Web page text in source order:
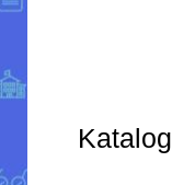
Katalog